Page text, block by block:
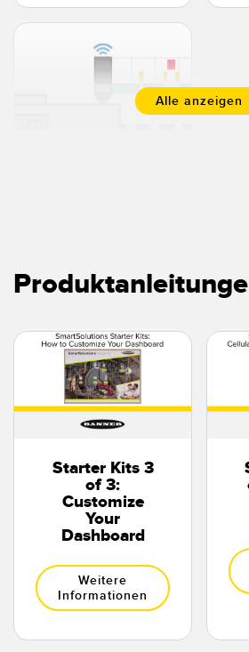
Alle anzeigen
Starter Kits 3
of 3:
Customize
Your
Dashboard
Weitere
Informationen